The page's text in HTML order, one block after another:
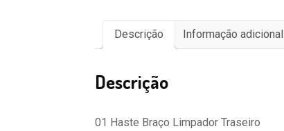
Descrição Informação adicional
Descrição
01 Haste Braço Limpador Traseiro